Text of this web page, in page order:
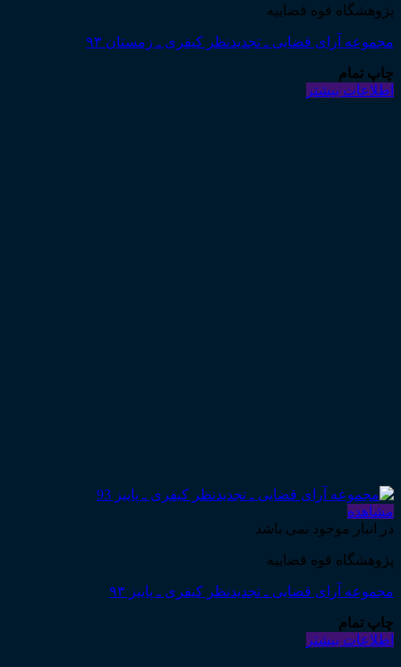
پژوهشگاه قوه قضاییه
مجموعه آرای قضایی ـ تجدیدنظر کیفری ـ زمستان ۹۳
چاپ تمام
اطلاعات بیشتر
مشاهده
در انبار موجود نمی باشد
پژوهشگاه قوه قضاییه
مجموعه آرای قضایی ـ تجدیدنظر کیفری ـ پاییز ۹۳
چاپ تمام
اطلاعات بیشتر